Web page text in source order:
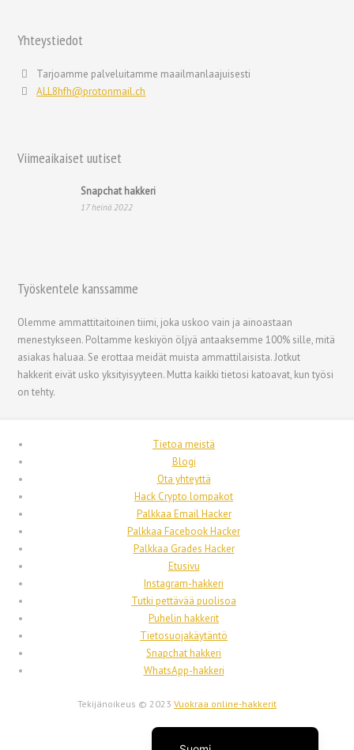
Yhteystiedot
Tarjoamme palveluitamme maailmanlaajuisesti
ALL8hfh@protonmail.ch
Viimeaikaiset uutiset
Snapchat hakkeri
17 heinä 2022
Työskentele kanssamme
Olemme ammattitaitoinen tiimi, joka uskoo vain ja ainoastaan
menestykseen. Poltamme keskiyön öljyä antaaksemme 100% sille, mitä
asiakas haluaa. Se erottaa meidät muista ammattilaisista. Jotkut
hakkerit eivät usko yksityisyyteen. Mutta kaikki tietosi katoavat, kun työsi
on tehty.
Tietoa meistä
Blogi
Ota yhteyttä
Hack Crypto lompakot
Palkkaa Email Hacker
Palkkaa Facebook Hacker
Palkkaa Grades Hacker
Etusivu
Instagram-hakkeri
Tutki pettävää puolisoa
Puhelin hakkerit
Tietosuojakäytäntö
Snapchat hakkeri
WhatsApp-hakkeri
Tekijänoikeus © 2023 Vuokraa online-hakkerit
English (New Zealand)
English (Canada)
English (UK)
العربية
Deutsch
Deutsch (Österreich)
Deutsch (Schweiz)
Español
فارسی
עִבְרִית
Română